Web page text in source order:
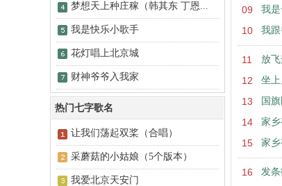
09 我
10 我
11 放
12 坐
13 国
14 家
15 家
16 发条
梦想天上种庄稼（韩其东 丁恩...
我是快乐小歌手
花灯唱上北京城
财神爷爷入我家
热门七字歌名
让我们荡起双桨（合唱）
采蘑菇的小姑娘（5个版本）
我爱北京天安门